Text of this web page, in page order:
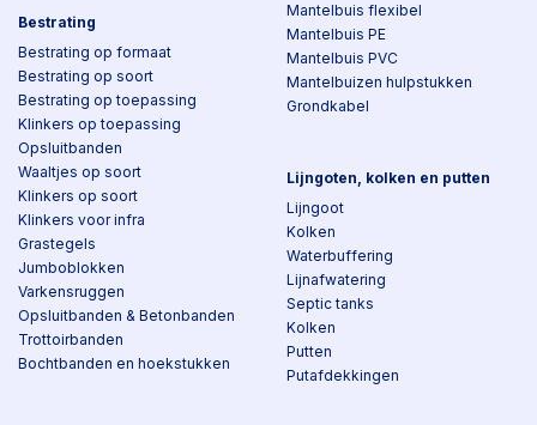
Bestrating
Bestrating op formaat
Bestrating op soort
Bestrating op toepassing
Klinkers op toepassing
Opsluitbanden
Waaltjes op soort
Klinkers op soort
Klinkers voor infra
Grastegels
Jumboblokken
Varkensruggen
Opsluitbanden & Betonbanden
Trottoirbanden
Bochtbanden en hoekstukken
Mantelbuis flexibel
Mantelbuis PE
Mantelbuis PVC
Mantelbuizen hulpstukken
Grondkabel
Lijngoten, kolken en putten
Lijngoot
Kolken
Waterbuffering
Lijnafwatering
Septic tanks
Kolken
Putten
Putafdekkingen